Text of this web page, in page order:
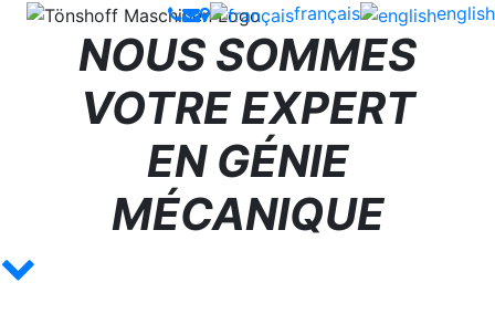
français english
NOUS SOMMES
VOTRE EXPERT
EN GÉNIE
MÉCANIQUE